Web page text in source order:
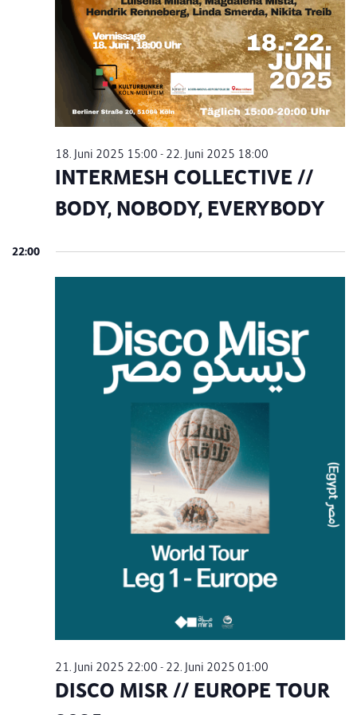
INTERMESH COLLECTIVE //
BODY, NOBODY, EVERYBODY
18. Juni 2025 15:00 - 22. Juni 2025 18:00
22:00
DISCO MISR // EUROPE TOUR
21. Juni 2025 22:00 - 22. Juni 2025 01:00